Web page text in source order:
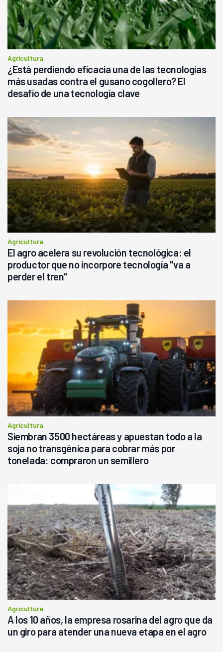
Agricultura
¿Está perdiendo eficacia una de las tecnologías
más usadas contra el gusano cogollero? El
desafío de una tecnología clave
Agricultura
El agro acelera su revolución tecnológica: el
productor que no incorpore tecnología "va a
perder el tren"
Agricultura
Siembran 3500 hectáreas y apuestan todo a la
soja no transgénica para cobrar más por
tonelada: compraron un semillero
Agricultura
A los 10 años, la empresa rosarina del agro que da
un giro para atender una nueva etapa en el agro